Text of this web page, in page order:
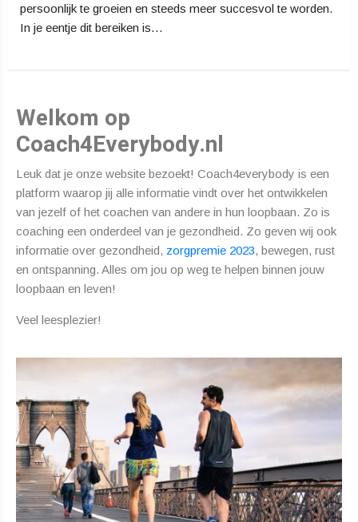
persoonlijk te groeien en steeds meer succesvol te worden.
In je eentje dit bereiken is…
Welkom op
Coach4Everybody.nl
Leuk dat je onze website bezoekt! Coach4everybody is een
platform waarop jij alle informatie vindt over het ontwikkelen
van jezelf of het coachen van andere in hun loopbaan. Zo is
coaching een onderdeel van je gezondheid. Zo geven wij ook
informatie over gezondheid, zorgpremie 2023, bewegen, rust
en ontspanning. Alles om jou op weg te helpen binnen jouw
loopbaan en leven!
Veel leesplezier!